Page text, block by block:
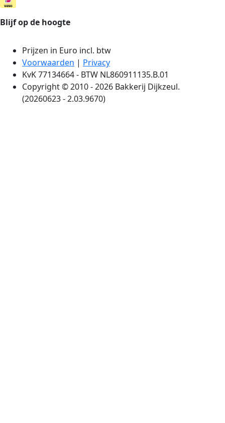
Blijf op de hoogte
Prijzen in Euro incl. btw
Voorwaarden | Privacy
KvK 77134664 - BTW NL860911135.B.01
Copyright © 2010 - 2026 Bakkerij Dijkzeul.
(20260623 - 2.03.9670)